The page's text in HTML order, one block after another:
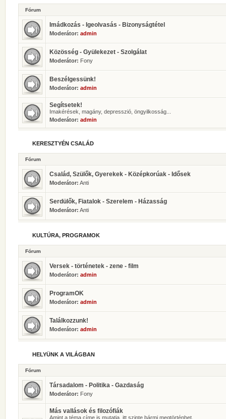
Fórum
Imádkozás - Igeolvasás - Bizonyságtétel
Moderátor: admin
Közösség - Gyülekezet - Szolgálat
Moderátor: Fony
Beszélgessünk!
Moderátor: admin
Segítsetek!
Imakérések, magány, depresszió, öngyilkosság...
Moderátor: admin
KERESZTYÉN CSALÁD
Fórum
Család, Szülők, Gyerekek - Középkorúak - Idősek
Moderátor: Anti
Serdülők, Fiatalok - Szerelem - Házasság
Moderátor: Anti
KULTÚRA, PROGRAMOK
Fórum
Versek - történetek - zene - film
Moderátor: admin
ProgramOK
Moderátor: admin
Találkozzunk!
Moderátor: admin
HELYÜNK A VILÁGBAN
Fórum
Társadalom - Politika - Gazdaság
Moderátor: Fony
Más vallások és filozófiák
Amint a téma címe is mutatja, itt szinte bármi megtörténhet.